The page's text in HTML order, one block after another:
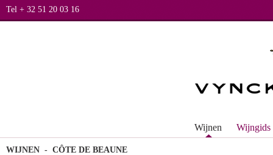
Tel + 32 51 20 03 16
Wijnen Wijngids
WIJNEN - CÔTE DE BEAUNE